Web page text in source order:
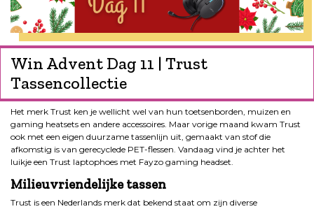
Win Advent Dag 11 | Trust
Tassencollectie
Het merk Trust ken je wellicht wel van hun toetsenborden, muizen en
gaming heatsets en andere accessoires. Maar vorige maand kwam Trust
ook met een eigen duurzame tassenlijn uit, gemaakt van stof die
afkomstig is van gerecyclede PET-flessen. Vandaag vind je achter het
luikje een Trust laptophoes met Fayzo gaming headset.
Milieuvriendelijke tassen
Trust is een Nederlands merk dat bekend staat om zijn diverse